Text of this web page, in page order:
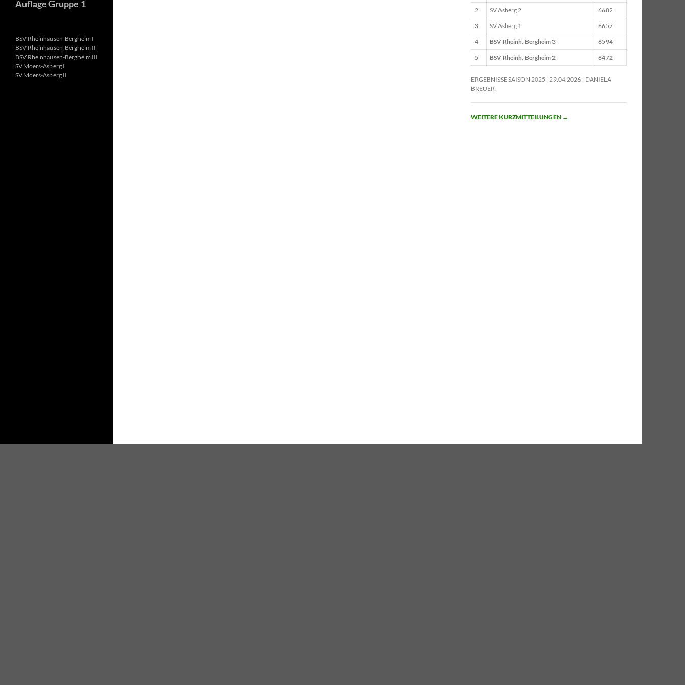
2 SV Asberg 2 6682
3 SV Asberg 1 6657
4 BSV Rheinh.-Bergheim 3 6594
5 BSV Rheinh.-Bergheim 2 6472
ERGEBNISSE SAISON 2025 29.04.2026 DANIELA
BREUER
WEITERE KURZMITTEILUNGEN →
Auflage Gruppe 1
BSV Rheinhausen-Bergheim I
BSV Rheinhausen-Bergheim II
BSV Rheinhausen-Bergheim III
SV Moers-Asberg I
SV Moers-Asberg II